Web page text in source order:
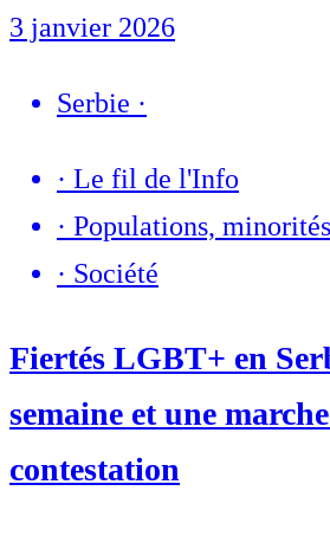
3 janvier 2026
Serbie ·
· Le fil de l'Info
· Populations,
· Société
Fiertés LGBT+ en
semaine et une
contestation